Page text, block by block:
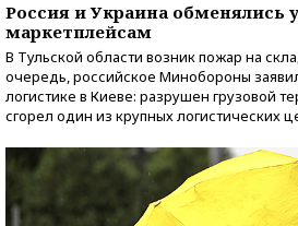
Россия и Украина обменялись
маркетплейсам
В Тульской области возник пожар на
очередь, российское Минобороны
логистике в Киеве: разрушен грузовой
сгорел один из крупных логистических